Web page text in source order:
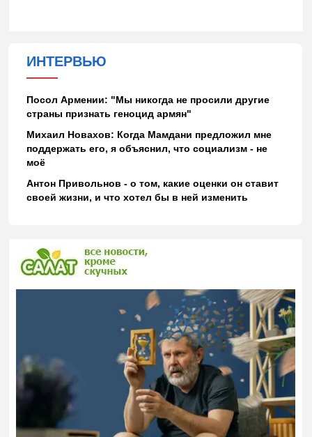
ИНТЕРВЬЮ
Посол Армении: "Мы никогда не просили другие
страны признать геноцид армян"
Михаил Новахов: Когда Мамдани предложил мне
поддержать его, я объяснил, что социализм - не
моё
Антон Привольнов - о том, какие оценки он ставит
своей жизни, и что хотел бы в ней изменить